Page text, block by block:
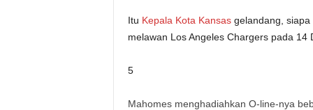
Itu Kepala Kota Kansasgelandang, siapa
melawan Los Angeles Chargers pada
5
Mahomes menghadiahkan O-line-nya